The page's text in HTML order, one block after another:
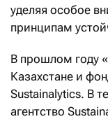
уделяя особое
принципам
В прошлом году
Казахстане и
Sustainalytics. В
агентство